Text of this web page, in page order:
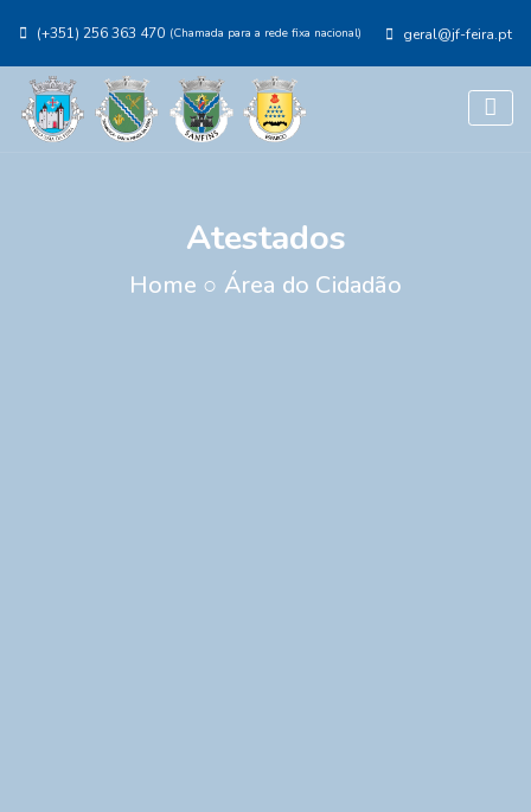
(+351) 256 363 470 (Chamada para a rede fixa nacional) geral@jf-feira.pt
Atestados
Home ○ Área do Cidadão